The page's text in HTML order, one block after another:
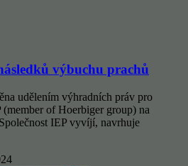
výbuchu prachů
udělením výhradních práv pro
of Hoerbiger group) na
IEP vyvíjí, navrhuje